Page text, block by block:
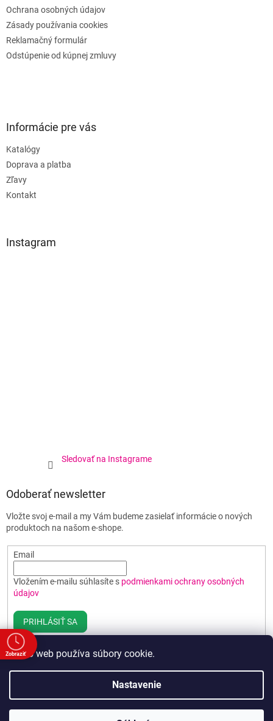
Tento web používa súbory cookie.
Nastavenie
Ochrana osobných údajov
Zásady používania cookies
Reklamačný formulár
Odstúpenie od kúpnej zmluvy
Informácie pre vás
Katalógy
Doprava a platba
Zľavy
Kontakt
Instagram
Sledovať na Instagrame
Odoberať newsletter
Vložte svoj e-mail a my Vám budeme zasielať informácie o nových
produktoch na našom e-shope.
Email
Vložením e-mailu súhlasíte s podmienkami ochrany osobných
údajov
PRIHLÁSIŤ SA
Copyright 2026Poháre BEST. Všetky práva vyhradené.Upraviť
Zobraziť